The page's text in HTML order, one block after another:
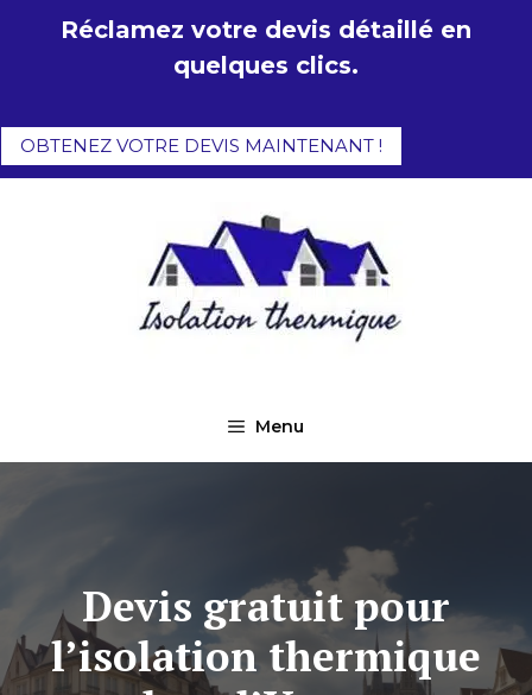
Réclamez votre devis détaillé en
quelques clics.
OBTENEZ VOTRE DEVIS MAINTENANT !
Menu
Devis gratuit pour
l’isolation thermique